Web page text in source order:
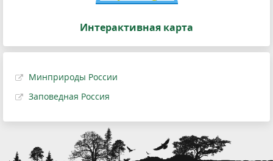
Интерактивная карта
Минприроды России
Заповедная Россия